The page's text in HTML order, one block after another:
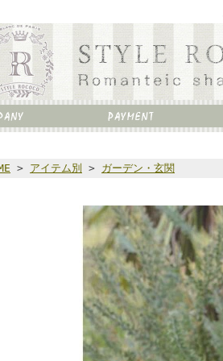
> アイテム別 > ガーデン・玄関